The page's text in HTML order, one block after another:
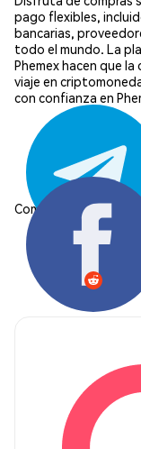
pago flexibles,
bancarias,
todo el mundo. La
Phemex hacen que
viaje en
con confianza en
Compartir: